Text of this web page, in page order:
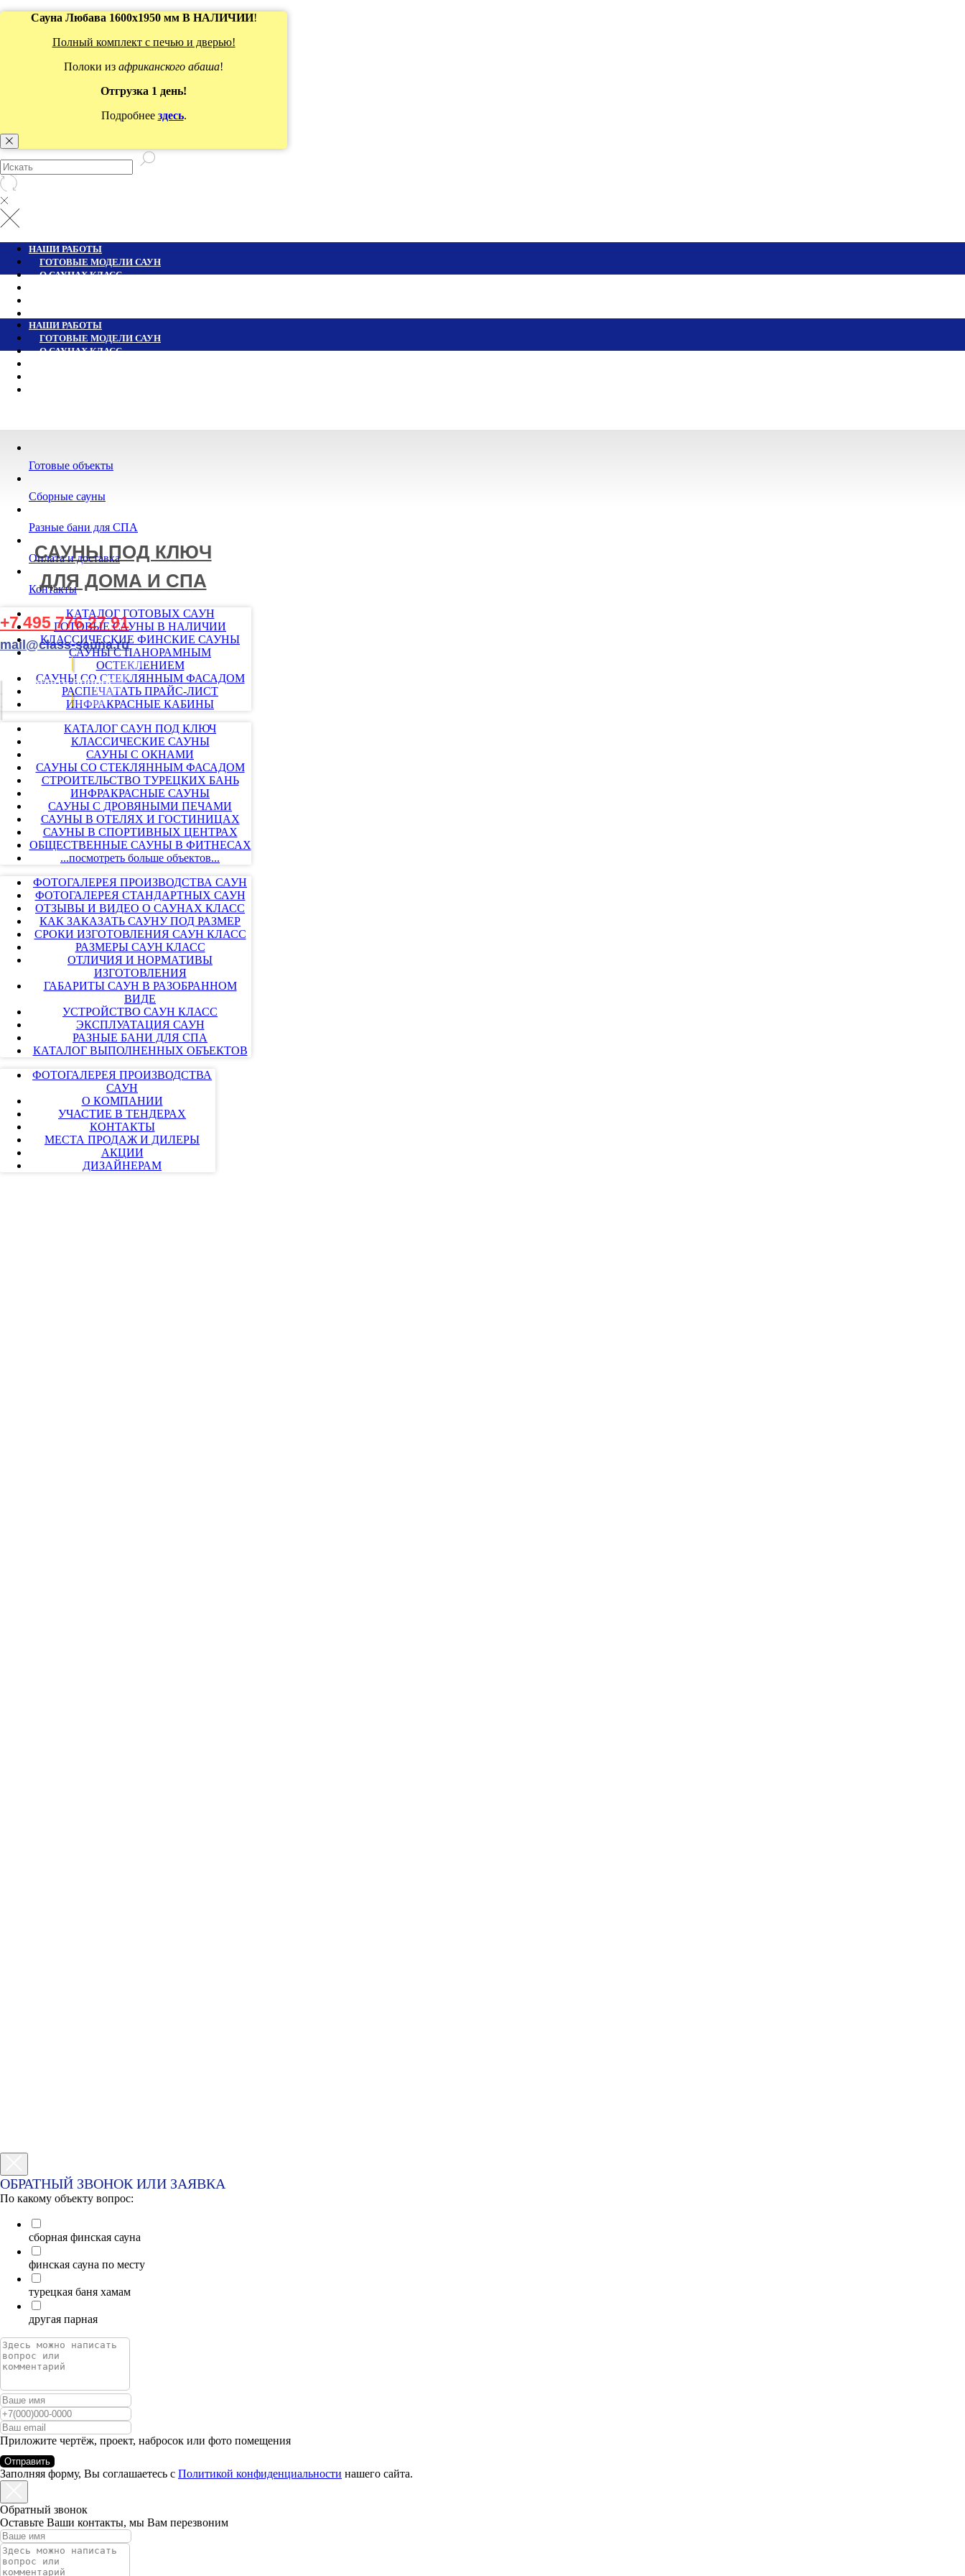
Сауна Любава 1600х1950 мм В НАЛИЧИИ!
Полный комплект с печью и дверью!
Полоки из африканского абаша!
Отгрузка 1 день!
Подробнее здесь.
НАШИ РАБОТЫ
ГОТОВЫЕ МОДЕЛИ САУН
О САУНАХ КЛАСС
НАШИ РАБОТЫ
ГОТОВЫЕ МОДЕЛИ САУН
О САУНАХ КЛАСС
САУНЫ ПОД КЛЮЧ
ДЛЯ ДОМА И СПА
+7 495 776 27 91
mail@class-sauna.ru
Задать вопрос
Готовые объекты
Сборные сауны
Разные бани для СПА
Оплата и доставка
Контакты
КАТАЛОГ ГОТОВЫХ САУН
ГОТОВЫЕ САУНЫ В НАЛИЧИИ
КЛАССИЧЕСКИЕ ФИНСКИЕ САУНЫ
САУНЫ С ПАНОРАМНЫМ
ОСТЕКЛЕНИЕМ
САУНЫ СО СТЕКЛЯННЫМ ФАСАДОМ
РАСПЕЧАТАТЬ ПРАЙС-ЛИСТ
ИНФРАКРАСНЫЕ КАБИНЫ
КАТАЛОГ САУН ПОД КЛЮЧ
КЛАССИЧЕСКИЕ САУНЫ
САУНЫ С ОКНАМИ
САУНЫ СО СТЕКЛЯННЫМ ФАСАДОМ
СТРОИТЕЛЬСТВО ТУРЕЦКИХ БАНЬ
ИНФРАКРАСНЫЕ САУНЫ
САУНЫ С ДРОВЯНЫМИ ПЕЧАМИ
САУНЫ В ОТЕЛЯХ И ГОСТИНИЦАХ
САУНЫ В СПОРТИВНЫХ ЦЕНТРАХ
ОБЩЕСТВЕННЫЕ САУНЫ В ФИТНЕСАХ
...посмотреть больше объектов...
ФОТОГАЛЕРЕЯ ПРОИЗВОДСТВА САУН
ФОТОГАЛЕРЕЯ СТАНДАРТНЫХ САУН
ОТЗЫВЫ И ВИДЕО О САУНАХ КЛАСС
КАК ЗАКАЗАТЬ САУНУ ПОД РАЗМЕР
СРОКИ ИЗГОТОВЛЕНИЯ САУН КЛАСС
РАЗМЕРЫ САУН КЛАСС
ОТЛИЧИЯ И НОРМАТИВЫ
ИЗГОТОВЛЕНИЯ
ГАБАРИТЫ САУН В РАЗОБРАННОМ
ВИДЕ
УСТРОЙСТВО САУН КЛАСС
ЭКСПЛУАТАЦИЯ САУН
РАЗНЫЕ БАНИ ДЛЯ СПА
КАТАЛОГ ВЫПОЛНЕННЫХ ОБЪЕКТОВ
ФОТОГАЛЕРЕЯ ПРОИЗВОДСТВА
САУН
О КОМПАНИИ
УЧАСТИЕ В ТЕНДЕРАХ
КОНТАКТЫ
МЕСТА ПРОДАЖ И ДИЛЕРЫ
АКЦИИ
ДИЗАЙНЕРАМ
ОБРАТНЫЙ ЗВОНОК ИЛИ ЗАЯВКА
По какому объекту вопрос:
сборная финская сауна
финская сауна по месту
турецкая баня хамам
другая парная
Приложите чертёж, проект, набросок или фото помещения
Отправить
Заполняя форму, Вы соглашаетесь с Политикой конфиденциальности нашего сайта.
Обратный звонок
Оставьте Ваши контакты, мы Вам перезвоним